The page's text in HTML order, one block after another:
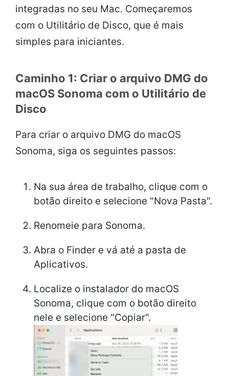
integradas no seu Mac. Começaremos
com o Utilitário de Disco, que é mais
simples para iniciantes.
Caminho 1: Criar o arquivo DMG do
macOS Sonoma com o Utilitário de
Disco
Para criar o arquivo DMG do macOS
Sonoma, siga os seguintes passos:
Na sua área de trabalho, clique com o
botão direito e selecione "Nova Pasta".
Renomeie para Sonoma.
Abra o Finder e vá até a pasta de
Aplicativos.
Localize o instalador do macOS
Sonoma, clique com o botão direito
nele e selecione "Copiar".